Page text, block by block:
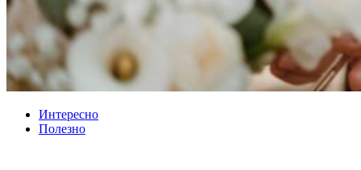
Интересно
Полезно